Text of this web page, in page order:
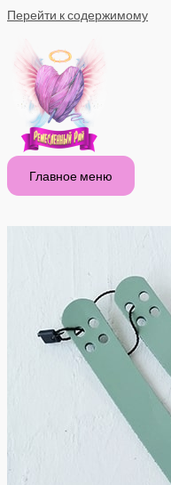
Перейти к содержимому
Главное меню